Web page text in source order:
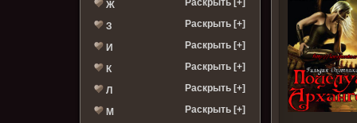
Ж
З Раскрыть [+]
И Раскрыть [+]
К Раскрыть [+]
Л Раскрыть [+]
М Раскрыть [+]